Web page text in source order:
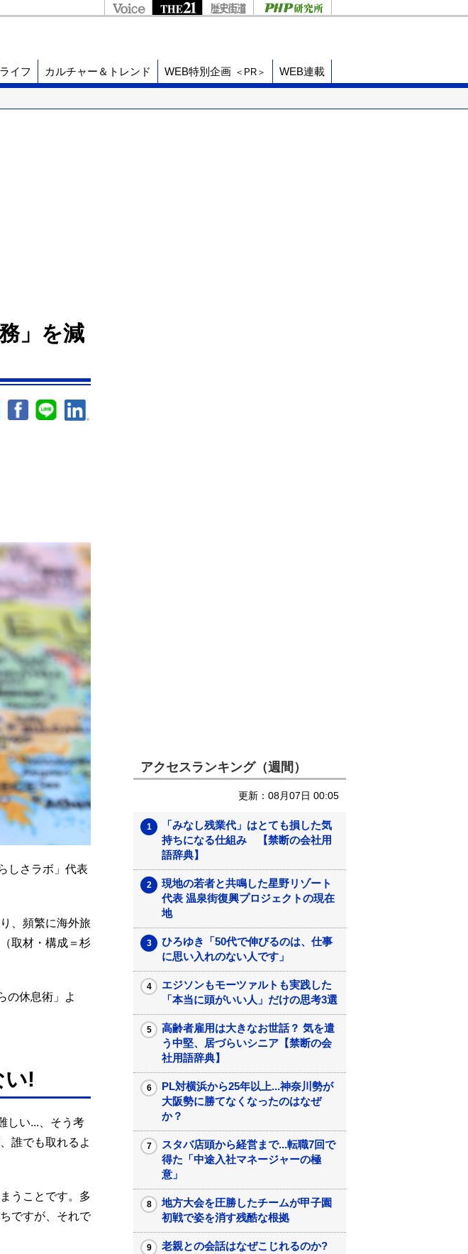
ライフ カルチャー＆トレンド WEB特別企画 ＜PR＞ WEB連載
」を減
しさラボ」代表
、頻繁に海外旅
取材・構成＝杉
の休息術」よ
い!
しい...、そう考
誰でも取れるよ
うことです。多
ですが、それで
アクセスランキング（週間）
更新：08月07日 00:05
「みなし残業代」はとても損した気
持ちになる仕組み 【禁断の会社用
語辞典】
現地の若者と共鳴した星野リゾート
代表 温泉街復興プロジェクトの現在
地
ひろゆき「50代で伸びるのは、仕事
に思い入れのない人です」
エジソンもモーツァルトも実践した
「本当に頭がいい人」だけの思考3選
高齢者雇用は大きなお世話？ 気を遣
う中堅、居づらいシニア【禁断の会
社用語辞典】
PL対横浜から25年以上...神奈川勢が
大阪勢に勝てなくなったのはなぜ
か？
スタバ店頭から経営まで...転職7回で
得た「中途入社マネージャーの極
意」
地方大会を圧勝したチームが甲子園
初戦で姿を消す残酷な根拠
老親との会話はなぜこじれるのか?